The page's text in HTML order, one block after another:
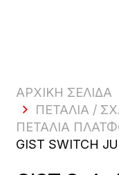
ΑΡΧΙΚΗ ΣΕΛΙΔΑ
ΠΕΤΆΛΙΑ /
ΠΕΤΆΛΙΑ
GIST SWITCH